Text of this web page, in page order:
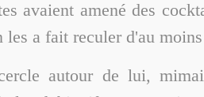
avaient amené des
a fait reculer d'au
autour de lui,